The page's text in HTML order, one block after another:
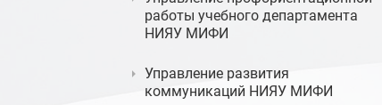
работы учебного департамента
НИЯУ МИФИ
Управление развития
коммуникаций НИЯУ МИФИ